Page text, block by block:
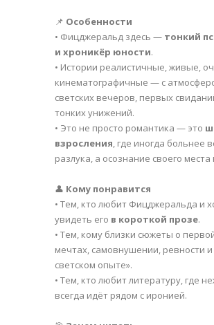
📌 Особенности
• Фицджеральд здесь — тонкий
и хроникёр юности.
• Истории реалистичные, живые,
кинематографичные — с
светских вечеров, первых
тонких унижений.
• Это не просто романтика — это
взросления , где иногда больнее
разлука, а осознание своего места
👤 Кому понравится
• Тем, кто любит Фицджеральда и
увидеть его в короткой прозе.
• Тем, кому близки сюжеты о
мечтах, самовнушении, ревности
светском опыте».
• Тем, кто любит литературу, где
всегда идёт рядом с иронией.